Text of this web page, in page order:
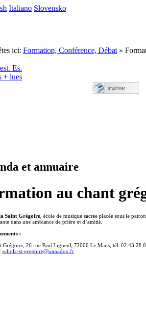
Italiano Slovensko
ici: Formation, Conférence, Débat »
Es.
+ lues
et annuaire
au chant
Saint Grégoire , école de musique sacrée placée sous le
dans une ambiance de prière et d’amitié.
:
Grégoire, 26 rue Paul Ligneul, 72000 Le Mans, tél.
schola-st-gregoire@wanadoo.fr